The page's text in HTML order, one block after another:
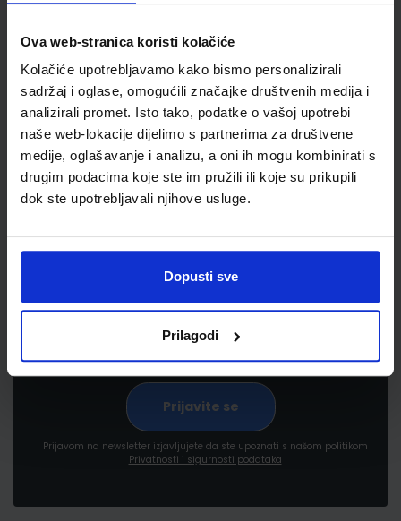
Ova web-stranica koristi kolačiće
Kolačiće upotrebljavamo kako bismo personalizirali
sadržaj i oglase, omogućili značajke društvenih medija i
analizirali promet. Isto tako, podatke o vašoj upotrebi
naše web-lokacije dijelimo s partnerima za društvene
medije, oglašavanje i analizu, a oni ih mogu kombinirati s
drugim podacima koje ste im pružili ili koje su prikupili
dok ste upotrebljavali njihove usluge.
Dopusti sve
Prilagodi
Newsletter prijava
Prijavite se kako bi primali informacije o novim
proizvodima i uslugama, akcijama i drugim
Prijavom na newsletter izjavljujete da ste upoznati s našom politikom
Privatnosti i sigurnosti podataka